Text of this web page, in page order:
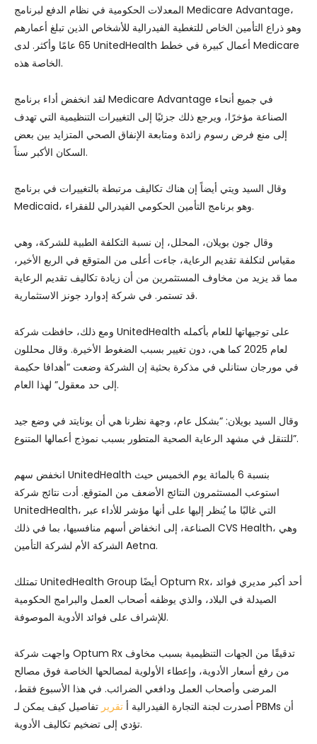
المعدلات الحكومية في نظام الدفع لبرنامج Medicare Advantage،
وهو ذراع التأمين الخاص للتغطية الفيدرالية للأشخاص الذين تبلغ أعمارهم
65 عامًا وأكثر. لدى UnitedHealth أعمال كبيرة في خطط Medicare
الخاصة هذه.
لقد انخفض أداء برنامج Medicare Advantage في جميع أنحاء
الصناعة مؤخرًا، ويرجع ذلك جزئيًا إلى التغييرات التنظيمية التي تهدف
إلى منع فرض رسوم زائدة ومتابعة الإنفاق الصحي المتزايد بين بعض
السكان الأكبر سناً.
وقال السيد ويتي أيضاً إن هناك تكاليف مرتبطة بالتغييرات في برنامج
Medicaid، وهو برنامج التأمين الحكومي الفيدرالي للفقراء.
وقال جون بويلان، المحلل، إن نسبة التكلفة الطبية للشركة، وهي
مقياس لتكلفة تقديم الرعاية، جاءت أعلى من المتوقع في الربع الأخير،
مما قد يزيد من مخاوف المستثمرين من أن زيادة تكاليف تقديم الرعاية
قد تستمر. في شركة إدوارد جونز الاستثمارية.
ومع ذلك، حافظت شركة UnitedHealth على توجيهاتها للعام بأكمله
لعام 2025 كما هي، دون تغيير بسبب الضغوط الأخيرة. وقال محللون
في مورجان ستانلي في مذكرة بحثية إن الشركة وضعت “أهدافا حكيمة
إلى حد معقول” لهذا العام.
وقال السيد بويلان: “بشكل عام، وجهة نظرنا هي أن يونايتد في وضع جيد
للتنقل في مشهد الرعاية الصحية المتطور بسبب نموذج أعمالها المتنوع”.
انخفض سهم UnitedHealth بنسبة 6 بالمائة يوم الخميس حيث
استوعب المستثمرون النتائج الأضعف من المتوقع. أدت نتائج شركة
UnitedHealth، التي غالبًا ما يُنظر إليها على أنها مؤشر للأداء عبر
الصناعة، إلى انخفاض أسهم منافسيها، بما في ذلك CVS Health، وهي
الشركة الأم لشركة التأمين Aetna.
تمتلك UnitedHealth Group أيضًا Optum Rx، أحد أكبر مديري فوائد
الصيدلة في البلاد، والذي يوظفه أصحاب العمل والبرامج الحكومية
للإشراف على فوائد الأدوية الموصوفة.
واجهت شركة Optum Rx تدقيقًا من الجهات التنظيمية بسبب مخاوف
من رفع أسعار الأدوية، وإعطاء الأولوية لمصالحها الخاصة فوق مصالح
المرضى وأصحاب العمل ودافعي الضرائب. في هذا الأسبوع فقط،
أصدرت لجنة التجارة الفيدرالية أ تقرير تفاصيل كيف يمكن لـ PBMs أن
تؤدي إلى تضخيم تكاليف الأدوية.